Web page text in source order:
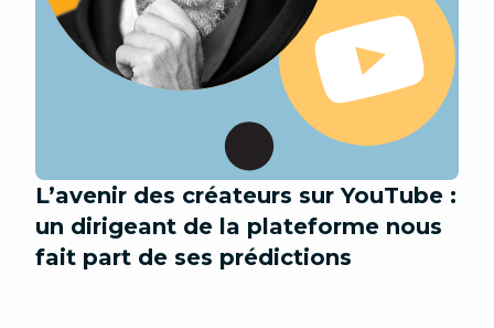
L’avenir des créateurs sur YouTube :
un dirigeant de la plateforme nous
fait part de ses prédictions